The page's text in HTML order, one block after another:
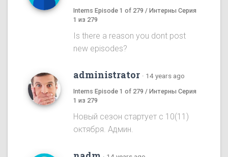
Interns Episode 1 of 279 / Интерны Серия
1 из 279
Is there a reason you dont post
new episodes?
administrator · 14 years ago
Interns Episode 1 of 279 / Интерны Серия
1 из 279
Новый сезон стартует с 10(11)
октября. Админ.